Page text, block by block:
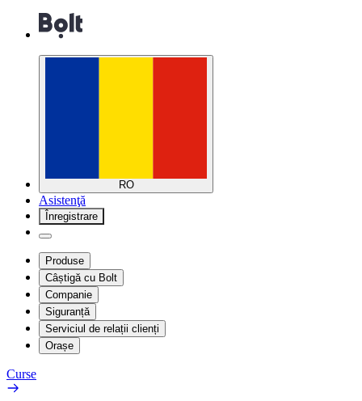
RO
Asistenţă
Înregistrare
Produse
Câștigă cu Bolt
Companie
Siguranță
Serviciul de relații clienți
Orașe
Curse